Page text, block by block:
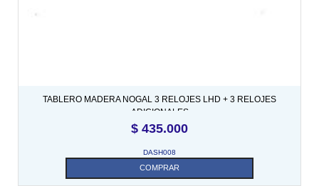
TABLERO MADERA NOGAL 3 RELOJES LHD + 3 RELOJES
ADICIONALES
$ 435.000
DASH008
COMPRAR